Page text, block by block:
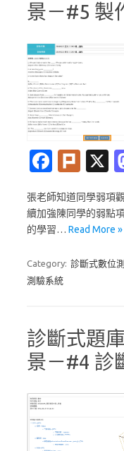
景－#5 製
Fa
e
b
o
Pl
k
X
張老師知道同學弱項
續加強陳同學的弱點
的學習… Read More »
Category: 診斷式數位
測驗系統
診斷式題
景－#4 診